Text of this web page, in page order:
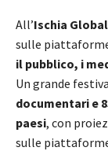
All’Ischia Global
sulle
il pubblico, i
Un grande
documentari e
paesi, con
sulle